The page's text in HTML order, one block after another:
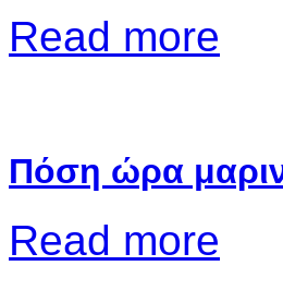
Read more
Πόση ώρα
Read more